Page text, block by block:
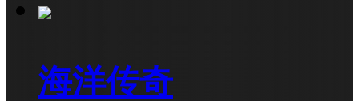
海洋传奇